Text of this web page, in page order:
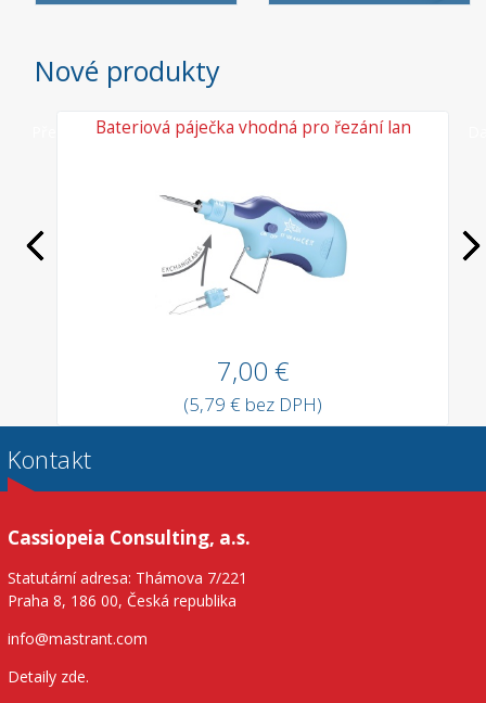
Nové produkty
Bateriová páječka vhodná pro řezání lan
7,00 €
(5,79 € bez DPH)
Předchozí
Kontakt
Cassiopeia Consulting, a.s.
Statutární adresa: Thámova 7/221
Praha 8, 186 00, Česká republika
info@mastrant.com
Detaily zde.